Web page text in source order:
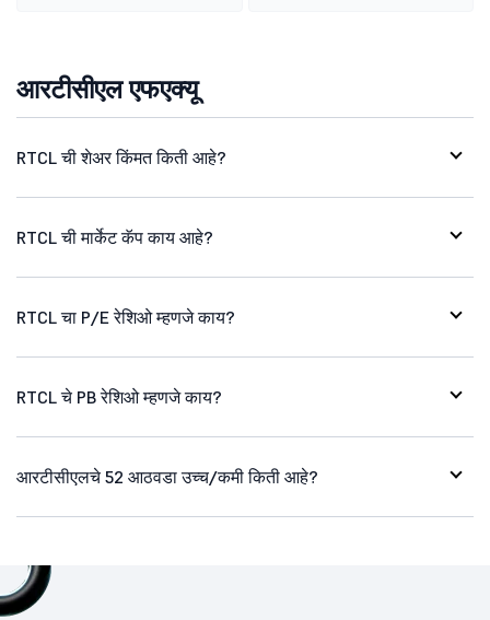
आरटीसीएल एफएक्यू
RTCL ची शेअर किंमत किती आहे?
RTCL ची मार्केट कॅप काय आहे?
RTCL चा P/E रेशिओ म्हणजे काय?
RTCL चे PB रेशिओ म्हणजे काय?
आरटीसीएलचे 52 आठवडा उच्च/कमी किती आहे?